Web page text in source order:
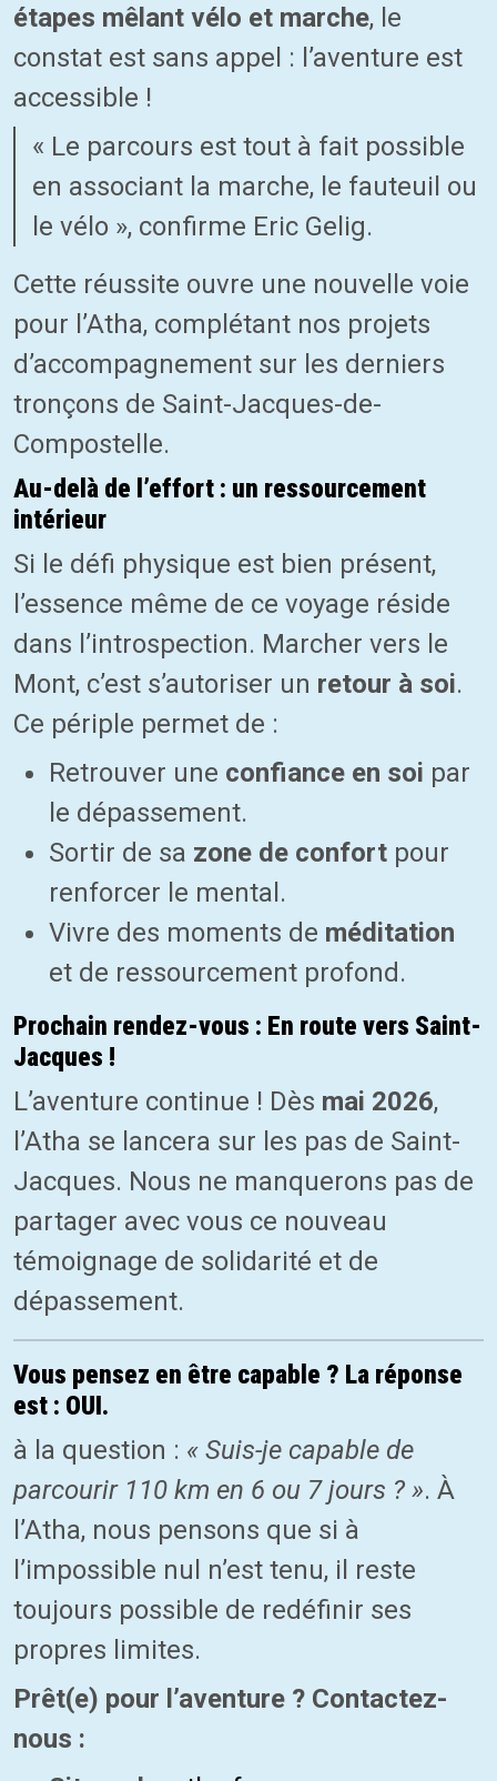
étapes mêlant vélo et marche, le
constat est sans appel : l’aventure est
accessible !
« Le parcours est tout à fait possible
en associant la marche, le fauteuil ou
le vélo », confirme Eric Gelig.
Cette réussite ouvre une nouvelle voie
pour l’Atha, complétant nos projets
d’accompagnement sur les derniers
tronçons de Saint-Jacques-de-
Compostelle.
Au-delà de l’effort : un ressourcement
intérieur
Si le défi physique est bien présent,
l’essence même de ce voyage réside
dans l’introspection. Marcher vers le
Mont, c’est s’autoriser un retour à soi.
Ce périple permet de :
Retrouver une confiance en soi par
le dépassement.
Sortir de sa zone de confort pour
renforcer le mental.
Vivre des moments de méditation
et de ressourcement profond.
Prochain rendez-vous : En route vers Saint-
Jacques !
L’aventure continue ! Dès mai 2026,
l’Atha se lancera sur les pas de Saint-
Jacques. Nous ne manquerons pas de
partager avec vous ce nouveau
témoignage de solidarité et de
dépassement.
Vous pensez en être capable ? La réponse
est : OUI.
à la question : « Suis-je capable de
parcourir 110 km en 6 ou 7 jours ? ». À
l’Atha, nous pensons que si à
l’impossible nul n’est tenu, il reste
toujours possible de redéfinir ses
propres limites.
Prêt(e) pour l’aventure ? Contactez-
nous :